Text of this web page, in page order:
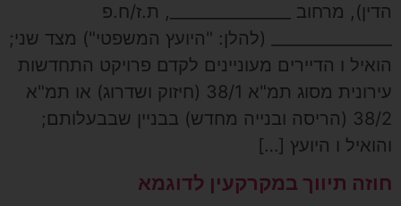
הדין), מרחוב _______________, ת.ז/ח.פ
_______________ (להלן: "היועץ המשפטי") מצד שני;
הואיל ו הדיירים מעוניינים לקדם פרויקט התחדשות
עירונית מסוג תמ"א 38/1 (חיזוק ושדרוג) או תמ"א
38/2 (הריסה ובנייה מחדש) בבניין שבבעלותם;
והואיל ו היועץ […]
חוזה תיווך במקרקעין לדוגמא